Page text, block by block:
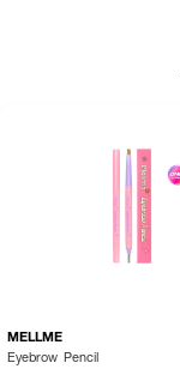
MELLME
Eyebrow Pencil